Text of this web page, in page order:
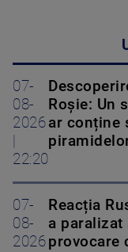
07-
08-
2026
|
Roșie: Un
ar conține
07-
08-
2026
|
Reacția
a
provocare